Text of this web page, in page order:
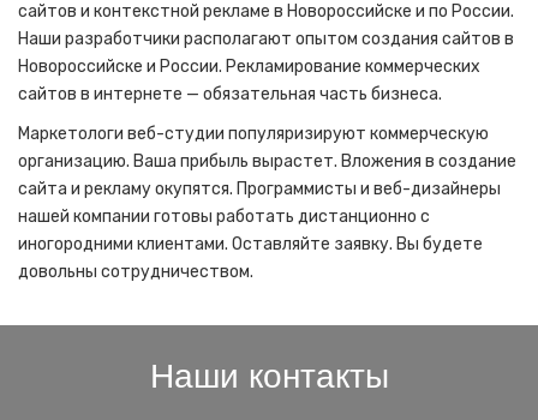
сайтов и контекстной рекламе в Новороссийске и по России.
Наши разработчики располагают опытом создания сайтов в
Новороссийске и России. Рекламирование коммерческих
сайтов в интернете — обязательная часть бизнеса.
Маркетологи веб-студии популяризируют коммерческую
организацию. Ваша прибыль вырастет. Вложения в создание
сайта и рекламу окупятся. Программисты и веб-дизайнеры
нашей компании готовы работать дистанционно с
иногородними клиентами. Оставляйте заявку. Вы будете
довольны сотрудничеством.
Наши контакты